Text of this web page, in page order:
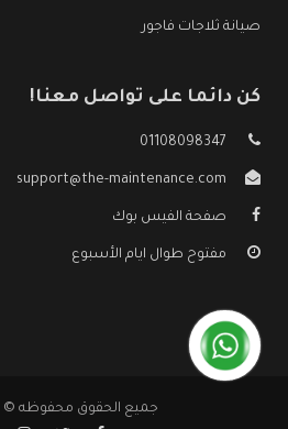
صيانة ثلاجات فاجور
كن دائما على تواصل معنا!
01108098347
support@the-maintenance.com
صفحة الفيس بوك
مفتوح طوال ايام الأسبوع
جميع الحقوق محفوظه ©